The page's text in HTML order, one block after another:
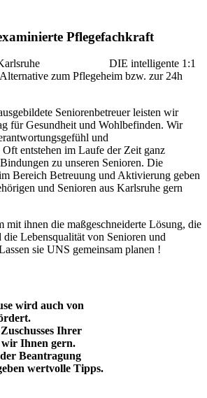
Pflegefachkraft
DIE intelligente 1:1
zum Pflegeheim bzw. zur 24h
Seniorenbetreuer leisten wir
für Gesundheit und Wohlbefinden. Wir
und
entstehen im Laufe der Zeit ganz
zu unseren Senioren. Die
Bereich Betreuung und Aktivierung geben
und Senioren aus Karlsruhe gern
mit ihnen die maßgeschneiderte Lösung, die
Lebensqualität von Senioren und
sie UNS gemeinsam planen !
wird auch von
Ihrer
wir Ihnen gern.
Beantragung
wertvolle Tipps.